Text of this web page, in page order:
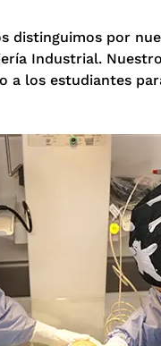
distinguimos por
Industrial.
a los estudiantes